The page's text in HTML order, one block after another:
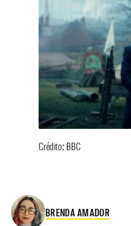
Crédito: BBC
BRENDA AMADOR